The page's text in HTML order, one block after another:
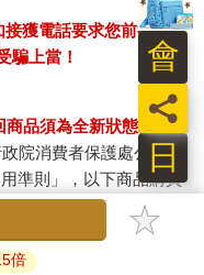
獲電話要求您前往
騙上當！
品須為全新狀態**
院消費者保護處公告之
準則」，以下商品購買
7天的猶豫期：
時即將逾期。（如：生
日
員
會